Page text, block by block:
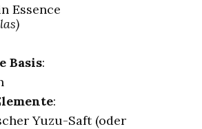
Essence
Basis:
:
Yuzu-Saft (oder